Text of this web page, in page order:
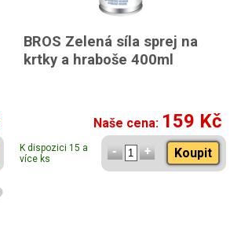
BROS Zelená síla sprej na
krtky a hraboše 400ml
Naše cena: 159 Kč
K dispozici 15 a
více ks
Koupit